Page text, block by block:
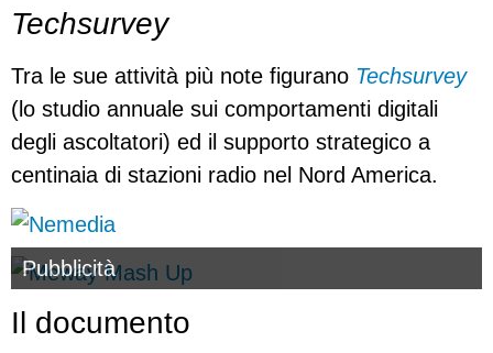
Techsurvey
Tra le sue attività più note figurano Techsurvey
(lo studio annuale sui comportamenti digitali
degli ascoltatori) ed il supporto strategico a
centinaia di stazioni radio nel Nord America.
Pubblicità
Il documento